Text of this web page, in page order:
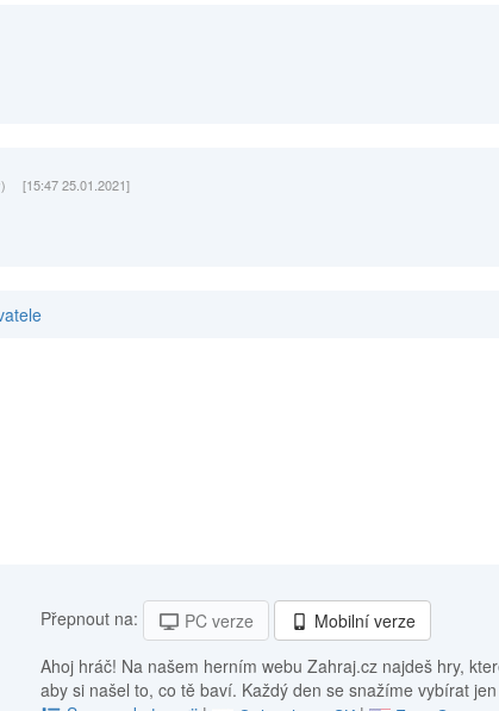
[15:47 25.01.2021]
Přepnout na: PC verze
Mobilní verze
Ahoj hráč! Na našem herním webu Zahraj.cz najdeš hry,
aby si našel to, co tě baví. Každý den se snažíme vybírat